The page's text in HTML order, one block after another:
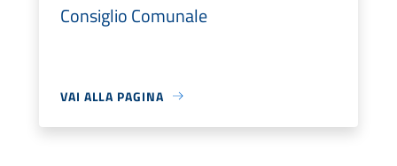
Consiglio Comunale
VAI ALLA PAGINA